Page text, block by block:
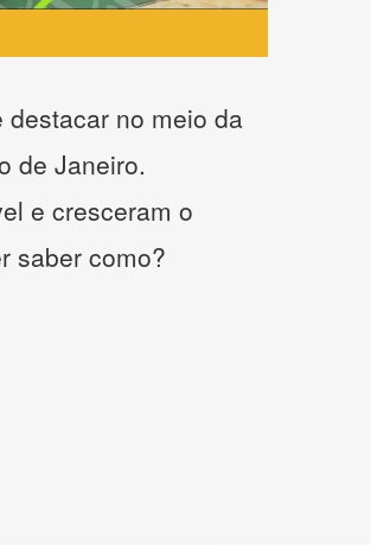
destacar no meio da
de Janeiro.
e cresceram o
saber como?